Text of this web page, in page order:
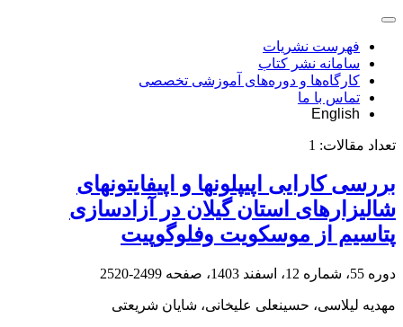
فهرست نشریات
سامانه نشر کتاب
کارگاه‌ها و دوره‌های آموزشی تخصصی
تماس با ما
English
تعداد مقالات: 1
بررسی کارایی اپی‎پلون‎ها و اپی‎فایتون‎های
شالیزارهای استان گیلان در آزادسازی
پتاسیم از موسکویت وفلوگوپیت
دوره 55، شماره 12، اسفند 1403، صفحه 2499-2520
مهدیه لیلاسی، حسینعلی علیخانی، شایان شریعتی